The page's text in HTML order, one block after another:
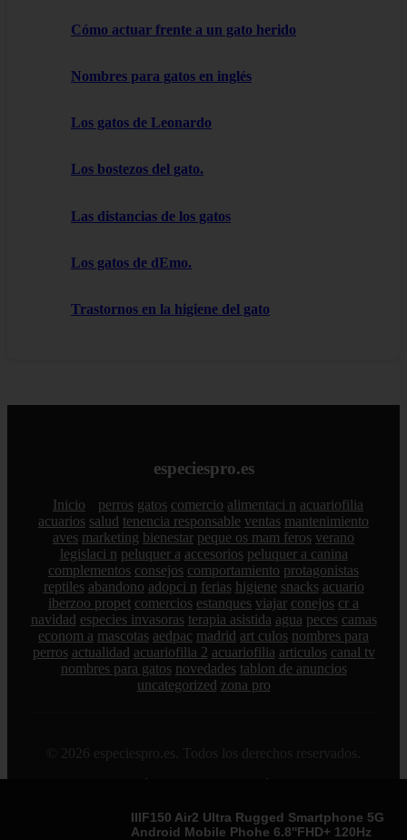
Cómo actuar frente a un gato herido
Nombres para gatos en inglés
Los gatos de Leonardo
Los bostezos del gato.
Las distancias de los gatos
Los gatos de dEmo.
Trastornos en la higiene del gato
especiespro.es
Inicio perros gatos comercio alimentaci n acuariofilia
acuarios salud tenencia responsable ventas mantenimiento
aves marketing bienestar peque os mam feros verano
legislaci n peluquer a accesorios peluquer a canina
complementos consejos comportamiento protagonistas
reptiles abandono adopci n ferias higiene snacks acuario
iberzoo propet comercios estanques viajar conejos cr a
navidad especies invasoras terapia asistida agua peces camas
econom a mascotas aedpac madrid art culos nombres para
perros actualidad acuariofilia 2 acuariofilia articulos canal tv
nombres para gatos novedades tablon de anuncios
uncategorized zona pro
© 2026 especiespro.es. Todos los derechos reservados.
Política de Cookies Política de Privacidad
Diseño web| Libro sobre Cabañuelas
IIIF150 Air2 Ultra Rugged Smartphone 5G
Android Mobile Phohe 6.8''FHD+ 120Hz